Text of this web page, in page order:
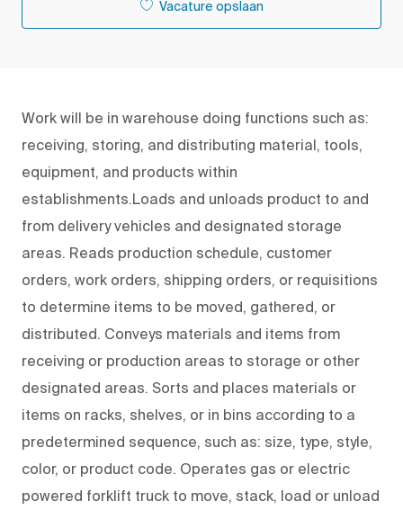
Vacature opslaan
Work will be in warehouse doing functions such as:
receiving, storing, and distributing material, tools,
equipment, and products within
establishments.Loads and unloads product to and
from delivery vehicles and designated storage
areas. Reads production schedule, customer
orders, work orders, shipping orders, or requisitions
to determine items to be moved, gathered, or
distributed. Conveys materials and items from
receiving or production areas to storage or other
designated areas. Sorts and places materials or
items on racks, shelves, or in bins according to a
predetermined sequence, such as: size, type, style,
color, or product code. Operates gas or electric
powered forklift truck to move, stack, load or unload